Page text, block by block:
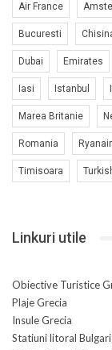
Air France
Bucuresti
Dubai Emirates
Iasi Istanbul
Marea Britanie
Romania Ryanair
Timisoara
Linkuri utile
Obiective Turistice
Plaje Grecia
Insule Grecia
Statiuni litoral